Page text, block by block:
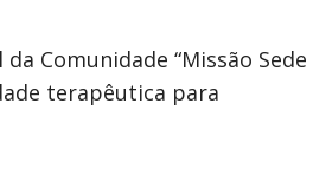
Comunidade “Missão Sede
terapêutica para